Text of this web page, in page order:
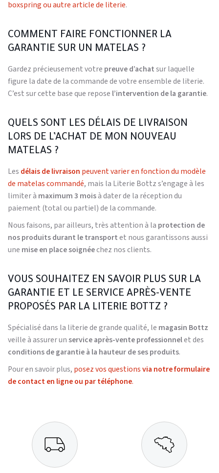
boxspring ou autre article de literie.
COMMENT FAIRE FONCTIONNER LA
GARANTIE SUR UN MATELAS ?
Gardez précieusement votre preuve d’achatsur laquelle
figure la date de la commande de votre ensemble de literie.
C’est sur cette base que repose l’intervention de la garantie.
QUELS SONT LES DÉLAIS DE LIVRAISON
LORS DE L’ACHAT DE MON NOUVEAU
MATELAS ?
Les délais de livraison peuvent varier en fonction du modèle
de matelas commandé, mais la Literie Bottz s’engage à les
limiter à maximum 3 moisà dater de la réception du
paiement (total ou partiel) de la commande.
Nous faisons, par ailleurs, très attention à la protection de
nos produits durant le transportet nous garantissons aussi
une mise en place soignéechez nos clients.
VOUS SOUHAITEZ EN SAVOIR PLUS SUR LA
GARANTIE ET LE SERVICE APRÈS-VENTE
PROPOSÉS PAR LA LITERIE BOTTZ ?
Spécialisé dans la literie de grande qualité, le magasin Bottz
veille à assurer unservice après-vente professionnelet des
conditions de garantie à la hauteur de ses produits.
Pour en savoir plus, posez vos questionsvia notre formulaire
de contact en ligneou par téléphone.